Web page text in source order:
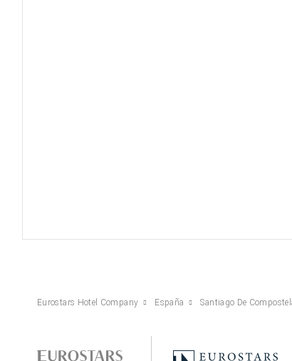
Eurostars Hotel Company España Santiago De